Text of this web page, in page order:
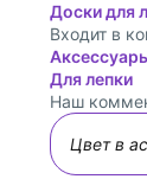
Доски для
Входит в
Для лепки
Наш
Цвет в